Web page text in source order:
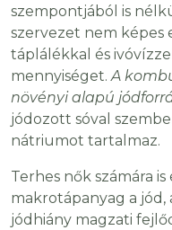
szempontjából is
szervezet nem képes
táplálékkal és
mennyiséget.A
növényi alapú
jódozott sóval
nátriumot tartalmaz.
Terhes nők számára
makrotápanyag a
jódhiány magzati